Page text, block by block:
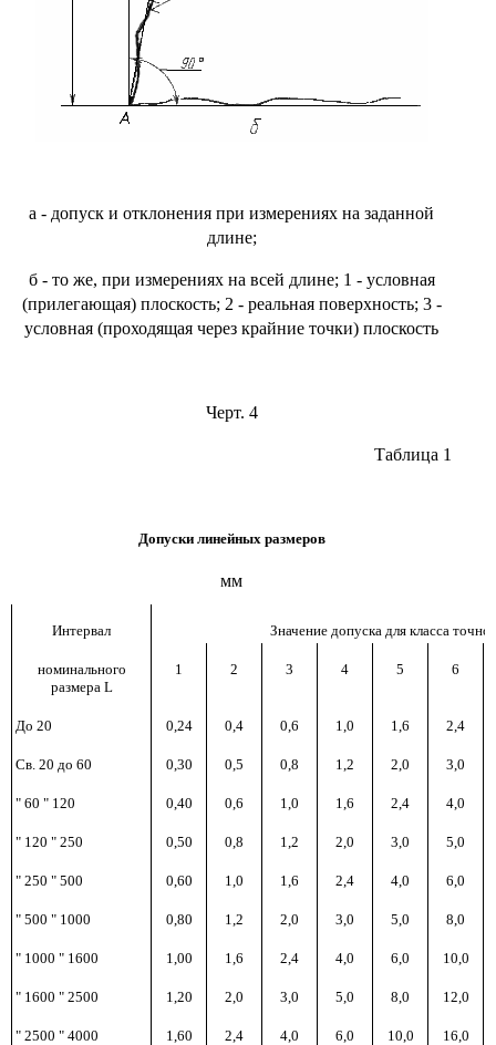
а - допуск и отклонения при измерениях на заданной
длине;
б - то же, при измерениях на всей длине; 1 - условная
(прилегающая) плоскость; 2 - реальная поверхность; 3 -
условная (проходящая через крайние точки) плоскость
Черт. 4
Таблица 1
Допуски линейных размеров
мм
Интервал Значение допуска для класса
номинального
размера L
1 2 3 4 5 6
До 20 0,24 0,4 0,6 1,0 1,6 2,4
Св. 20 до 60 0,30 0,5 0,8 1,2 2,0 3,0
" 60 " 120 0,40 0,6 1,0 1,6 2,4 4,0
" 120 " 250 0,50 0,8 1,2 2,0 3,0 5,0
" 250 " 500 0,60 1,0 1,6 2,4 4,0 6,0
" 500 " 1000 0,80 1,2 2,0 3,0 5,0 8,0
" 1000 " 1600 1,00 1,6 2,4 4,0 6,0 10,0
" 1600 " 2500 1,20 2,0 3,0 5,0 8,0 12,0
" 2500 " 4000 1,60 2,4 4,0 6,0 10,0 16,0